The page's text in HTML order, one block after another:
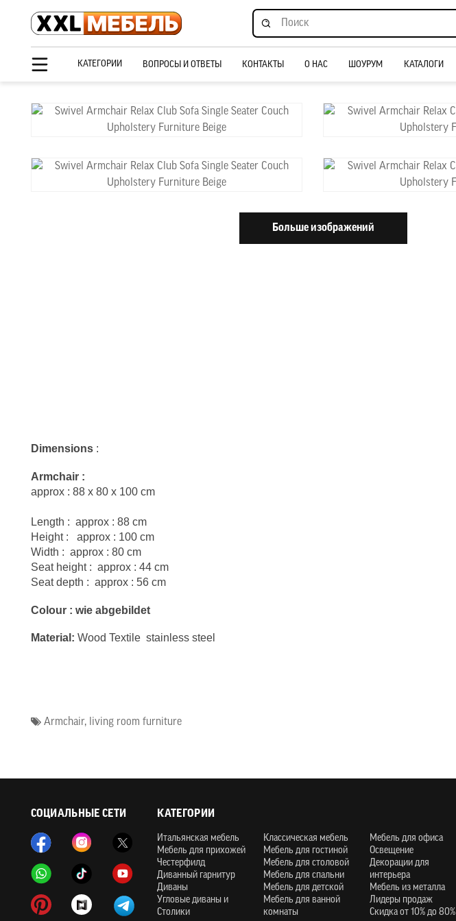
КАТЕГОРИИ ВОПРОСЫ И ОТВЕТЫ КОНТАКТЫ О НАС ШОУРУМ КАТАЛОГИ
Больше изображений
Dimensions :
Armchair :
approx : 88 x 80 x 100 cm
Length : approx : 88 cm
Height : approx : 100 cm
Width : approx : 80 cm
Seat height : approx : 44 cm
Seat depth : approx : 56 cm
Colour : wie abgebildet
Material: Wood Textile stainless steel
Armchair, living room furniture
СОЦИАЛЬНЫЕ СЕТИ КАТЕГОРИИ
Итальянская мебель
Мебель для прихожей
Честерфилд
Диванный гарнитур
Диваны
Угловые диваны и
Столики
Классическая мебель
Мебель для гостиной
Мебель для столовой
Мебель для спальни
Мебель для детской
Мебель для ванной
комнаты
Мебель для офиса
Освещение
Декорации для
интерьера
Мебель из металла
Лидеры продаж
Скидка от 10% до 80%